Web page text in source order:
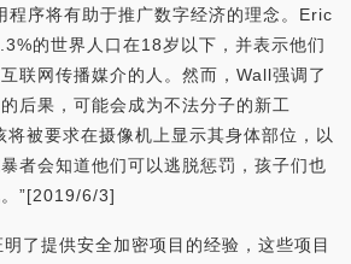
程序将有助于推广数字经济的理念。Eric
的世界人口在18岁以下，并表示他们
联网传播媒介的人。然而，Wall强调了
后果，可能会成为不法分子的新工
将被要求在摄像机上显示其身体部位，以
者会知道他们可以逃脱惩罚，孩子们也
”[2019/6/3]
了提供安全加密项目的经验，这些项目